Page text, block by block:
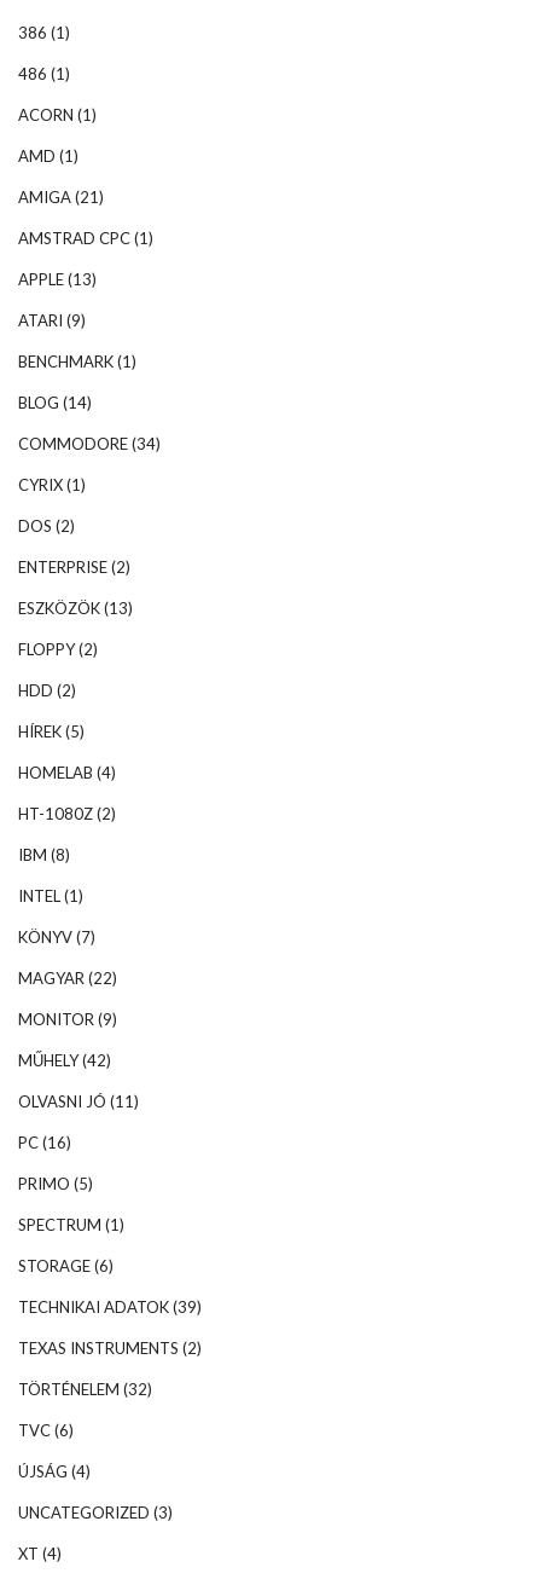
386 (1)
486 (1)
ACORN (1)
AMD (1)
AMIGA(21)
AMSTRAD CPC(1)
APPLE(13)
ATARI (9)
BENCHMARK(1)
BLOG (14)
COMMODORE(34)
CYRIX(1)
DOS (2)
ENTERPRISE(2)
ESZKÖZÖK(13)
FLOPPY(2)
HDD (2)
HÍREK(5)
HOMELAB (4)
HT-1080Z(2)
IBM (8)
INTEL(1)
KÖNYV(7)
MAGYAR(22)
MONITOR(9)
MŰHELY(42)
OLVASNI JÓ (11)
PC(16)
PRIMO (5)
SPECTRUM (1)
STORAGE(6)
TECHNIKAI ADATOK(39)
TEXAS INSTRUMENTS (2)
TÖRTÉNELEM (32)
TVC(6)
ÚJSÁG (4)
UNCATEGORIZED (3)
XT (4)